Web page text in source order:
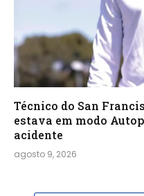
Técnico do San
estava em modo
acidente
agosto 9, 2026